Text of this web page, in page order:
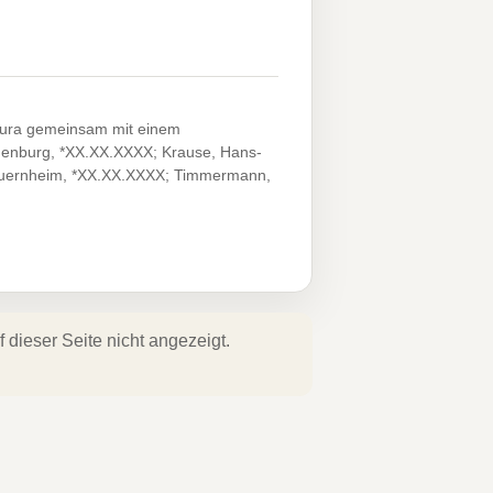
gemeinsam mit einem
*XX.XX.XXXX; Krause, Hans-
*XX.XX.XXXX; Timmermann,
Seite nicht angezeigt.